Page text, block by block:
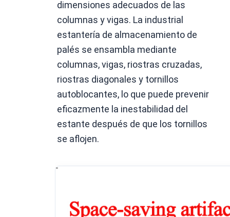
dimensiones adecuados de las
columnas y vigas. La industrial
estantería de almacenamiento de
palés se ensambla mediante
columnas, vigas, riostras cruzadas,
riostras diagonales y tornillos
autoblocantes, lo que puede prevenir
eficazmente la inestabilidad del
estante después de que los tornillos
se aflojen.